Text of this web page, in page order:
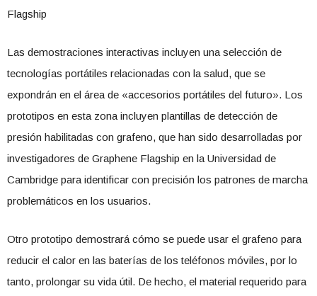
Flagship
Las demostraciones interactivas incluyen una selección de
tecnologías portátiles relacionadas con la salud, que se
expondrán en el área de «accesorios portátiles del futuro». Los
prototipos en esta zona incluyen plantillas de detección de
presión habilitadas con grafeno, que han sido desarrolladas por
investigadores de Graphene Flagship en la Universidad de
Cambridge para identificar con precisión los patrones de marcha
problemáticos en los usuarios.
Otro prototipo demostrará cómo se puede usar el grafeno para
reducir el calor en las baterías de los teléfonos móviles, por lo
tanto, prolongar su vida útil. De hecho, el material requerido para